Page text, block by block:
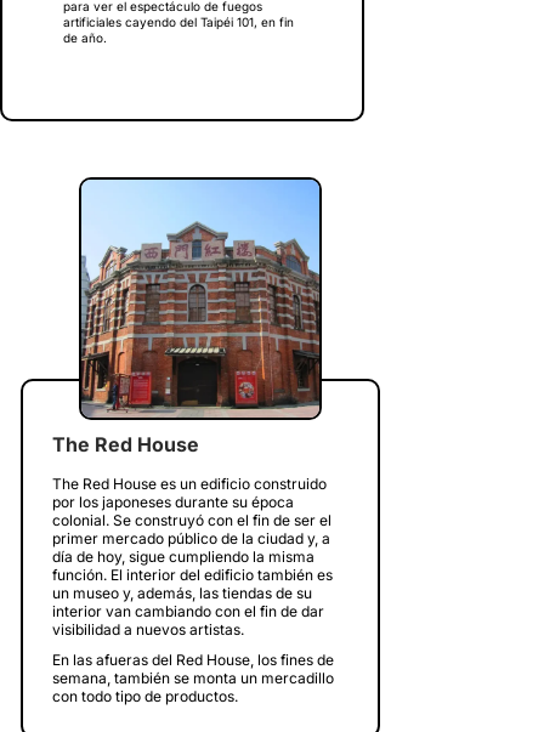
para ver el espectáculo de fuegos
artificiales cayendo del Taipéi 101, en fin
de año.
The Red House
The Red House es un edificio construido
por los japoneses durante su época
colonial. Se construyó con el fin de ser el
primer mercado público de la ciudad y, a
día de hoy, sigue cumpliendo la misma
función. El interior del edificio también es
un museo y, además, las tiendas de su
interior van cambiando con el fin de dar
visibilidad a nuevos artistas.
En las afueras del Red House, los fines de
semana, también se monta un mercadillo
con todo tipo de productos.